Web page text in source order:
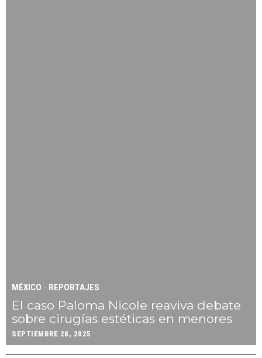
MÉXICO · REPORTAJES
El caso Paloma Nicole reaviva debate
sobre cirugías estéticas en menores
SEPTIEMBRE 28, 2025